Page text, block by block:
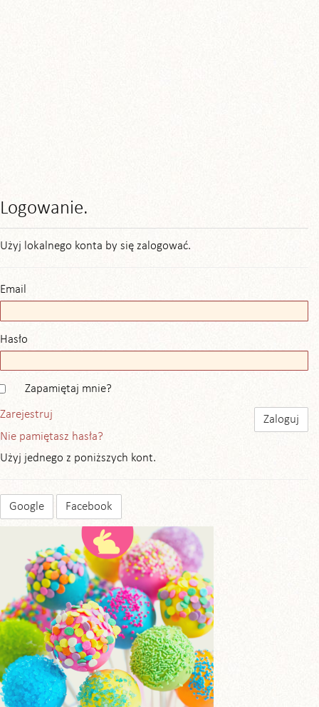
Logowanie.
Użyj lokalnego konta by się zalogować.
Email
Hasło
Zapamiętaj mnie?
Zarejestruj
Nie pamiętasz hasła?
Użyj jednego z poniższych kont.
Google Facebook